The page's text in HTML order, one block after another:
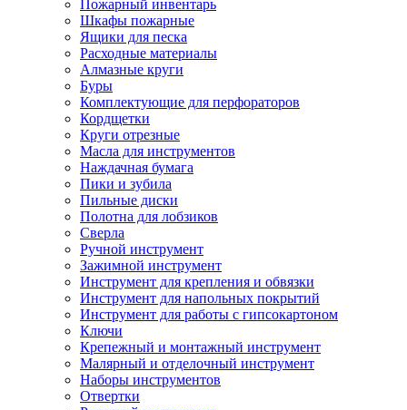
Пожарный инвентарь
Шкафы пожарные
Ящики для песка
Расходные материалы
Алмазные круги
Буры
Комплектующие для перфораторов
Кордщетки
Круги отрезные
Масла для инструментов
Наждачная бумага
Пики и зубила
Пильные диски
Полотна для лобзиков
Сверла
Ручной инструмент
Зажимной инструмент
Инструмент для крепления и обвязки
Инструмент для напольных покрытий
Инструмент для работы с гипсокартоном
Ключи
Крепежный и монтажный инструмент
Малярный и отделочный инструмент
Наборы инструментов
Отвертки